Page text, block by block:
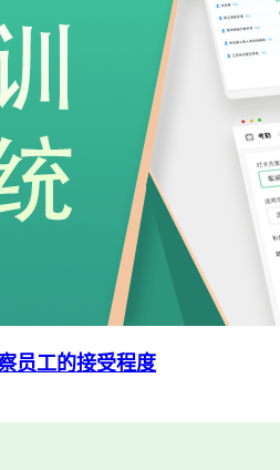
员工的接受程度